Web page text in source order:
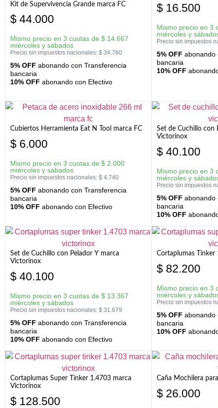
Kit de Supervivencia Grande marca FC
$ 44.000
Mismo precio en 3 cuotas de $ 14.667
miércoles y sábados
Precio sin impuestos nacionales: $ 34.760
5% OFF abonando con Transferencia
bancaria
10% OFF abonando con Efectivo
$ 16.500
Mismo precio en 3
miércoles y
Precio sin impuestos
5% OFF abonando
bancaria
10% OFF
Cubiertos Herramienta Eat N Tool marca FC
$ 6.000
Mismo precio en 3 cuotas de $ 2.000
miércoles y sábados
Precio sin impuestos nacionales: $ 4.740
5% OFF abonando con Transferencia
bancaria
10% OFF abonando con Efectivo
Set de Cuchillo con
Victorinox
$ 40.100
Mismo precio en 3
miércoles y
Precio sin impuestos
5% OFF abonando
bancaria
10% OFF
Set de Cuchillo con Pelador Y marca
Victorinox
$ 40.100
Mismo precio en 3 cuotas de $ 13.367
miércoles y sábados
Precio sin impuestos nacionales: $ 31.679
5% OFF abonando con Transferencia
bancaria
10% OFF abonando con Efectivo
Cortaplumas
$ 82.200
Mismo precio en 3
miércoles y
Precio sin impuestos
5% OFF abonando
bancaria
10% OFF
Cortaplumas Super Tinker 1.4703 marca
Victorinox
$ 128.500
Caña Mochilera
$ 26.000